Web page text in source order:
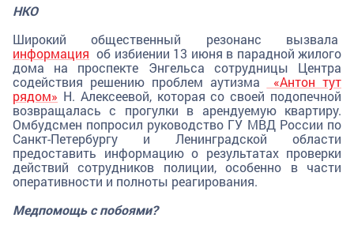
НКО
Широкий общественный резонанс вызвала
информация об избиении 13 июня в парадной жилого
дома на проспекте Энгельса сотрудницы Центра
содействия решению проблем аутизма
«Антон тут
рядом» Н. Алексеевой, которая со своей подопечной
возвращалась с прогулки в арендуемую квартиру.
Омбудсмен попросил руководство ГУ МВД России по
Санкт-Петербургу и Ленинградской области
предоставить информацию о результатах проверки
действий сотрудников полиции, особенно в части
оперативности и полноты реагирования.
Медпомощь с побоями?